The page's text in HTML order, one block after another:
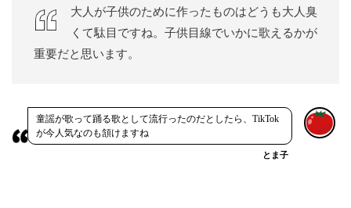
大人が子供のために作ったものはどうも大人臭
くて駄目ですね。子供目線でいかに歌えるかが
重要だと思います。
童謡が歌って踊る歌として流行ったのだとしたら、TikTok
が今人気なのも頷けますね
とま子